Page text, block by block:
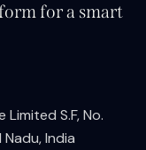
for a smart
S.F, No.
Nadu, India